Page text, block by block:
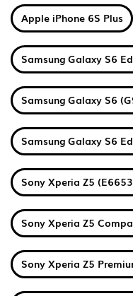
Apple iPhone 6S Plus
Samsung Galaxy S6
Samsung Galaxy S6
Samsung Galaxy S6
Sony Xperia Z5
Sony Xperia Z5
Sony Xperia Z5